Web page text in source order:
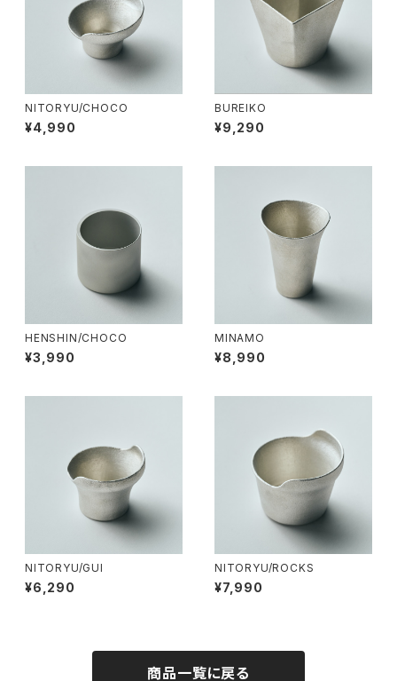
NITORYU/CHOCO
¥4,990
BUREIKO
¥9,290
HENSHIN/CHOCO
¥3,990
MINAMO
¥8,990
NITORYU/GUI
¥6,290
NITORYU/ROCKS
¥7,990
商品一覧に戻る